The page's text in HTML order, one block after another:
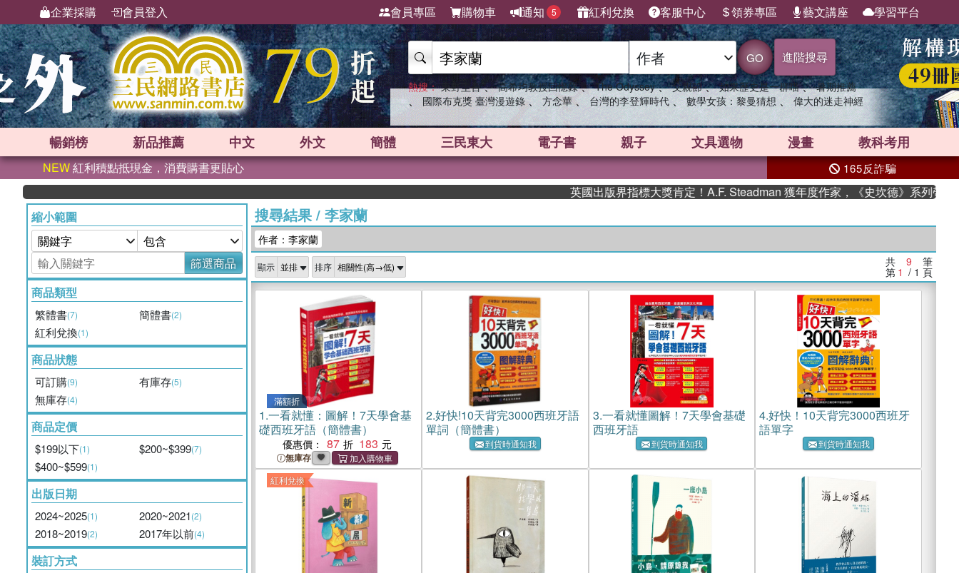
企業採購 會員登入 會員專區 購物車 通知 5 紅利兌換 客服中心 領券專區 藝文講座 學習平台
GO 進階搜尋
熱搜： 東野圭吾 、 高希均教授回憶錄 、 The Odyssey 、 父親節 、 如果歷史是一群喵 、 暑期推薦
、 國際布克獎 臺灣漫遊錄 、 方念華 、 台灣的李登輝時代 、 數學女孩：黎曼猜想 、 偉大的迷走神經
暢銷榜 新品推薦 中文 外文 簡體 三民東大 電子書 親子 文具選物 漫畫 教科考用
NEW紅利積點抵現金，消費購書更貼心 165反詐騙
英國出版界指標大獎肯定！A.F. Steadman 獲年度作家，《史坎德》系列帶你踏上
縮小範圍
篩選商品
商品類型
繁體書(7) 簡體書(2)
紅利兌換(1)
商品狀態
可訂購(9) 有庫存(5)
無庫存(4)
商品定價
$199以下(1) $200~$399(7)
$400~$599(1)
出版日期
2024~2025(1) 2020~2021(2)
2018~2019(2) 2017年以前(4)
裝訂方式
搜尋結果/ 李家蘭
作者：李家蘭
顯示 排序 共 9 筆
第 1 / 1 頁
滿額折
1.一看就懂：圖解！7天學會基
礎西班牙語（簡體書）
優惠價： 87 183
無庫存
2.好快!10天背完3000西班牙語
單詞（簡體書）
到貨時通知我
3.一看就懂圖解！7天學會基礎
西班牙語
到貨時通知我
4.好快！10天背完3000西班牙
語單字
到貨時通知我
紅利兌換